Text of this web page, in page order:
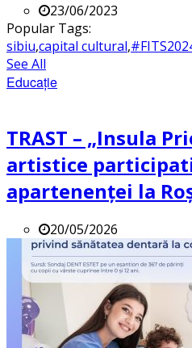
23/06/2023
Popular Tags:
sibiu,capital cultural,
See All
Educație
TRAST – „Insula
artistice
apartenenței la
20/05/2026